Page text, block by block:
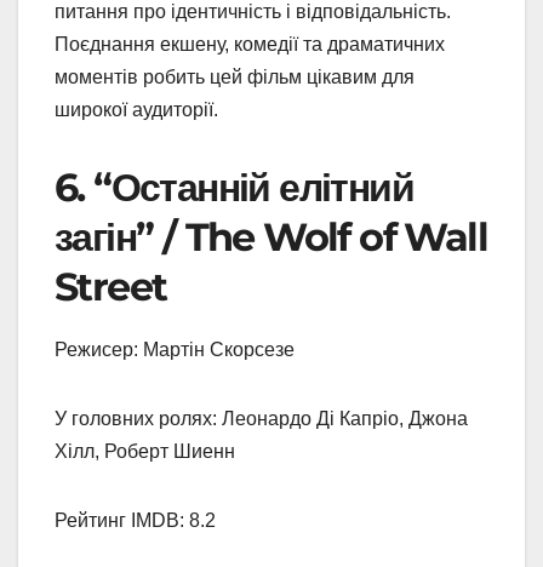
питання про ідентичність і відповідальність.
Поєднання екшену, комедії та драматичних
моментів робить цей фільм цікавим для
широкої аудиторії.
6. “Останній елітний
загін” / The Wolf of Wall
Street
Режисер: Мартін Скорсезе
У головних ролях: Леонардо Ді Капріо, Джона
Хілл, Роберт Шиенн
Рейтинг IMDB: 8.2